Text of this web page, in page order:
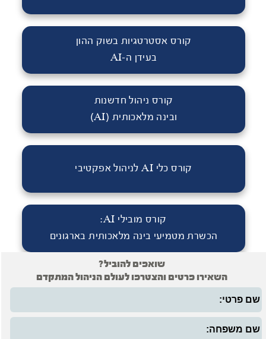
קורס אסטרטגיות בשוק ההון
בעידן ה-AI
קורס ניהול חדשנות
ובינה מלאכותית (AI)
קורס כלי AI לניהול אפקטיבי
קורס מובילי AI:
הכשרת מטמיעי בינה מלאכותית בארגונים
שואפים להוביל?
השאירו פרטים והצטרפו לעולם הניהול המתקדם